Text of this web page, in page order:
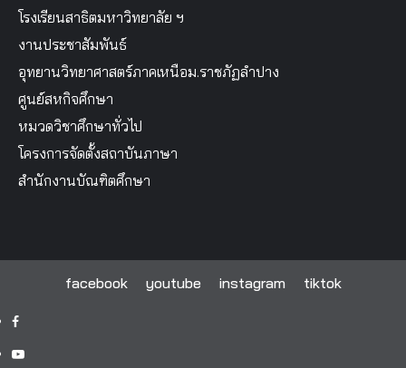
โรงเรียนสาธิตมหาวิทยาลัย ฯ
งานประชาสัมพันธ์
อุทยานวิทยาศาสตร์ภาคเหนือม.ราชภัฏลำปาง
ศูนย์สหกิจศึกษา
หมวดวิชาศึกษาทั่วไป
โครงการจัดตั้งสถาบันภาษา
สำนักงานบัณฑิตศึกษา
facebook youtube instagram tiktok
facebook
youtube